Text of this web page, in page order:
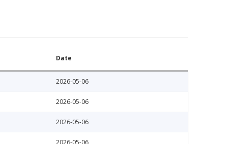
Date
2026-05-06
2026-05-06
2026-05-06
2026-05-06